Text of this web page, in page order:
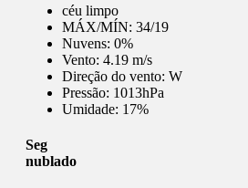
céu limpo
MÁX/MÍN: 34/19
Nuvens: 0%
Vento: 4.19 m/s
Direção do vento: W
Pressão: 1013hPa
Umidade: 17%
Seg
nublado